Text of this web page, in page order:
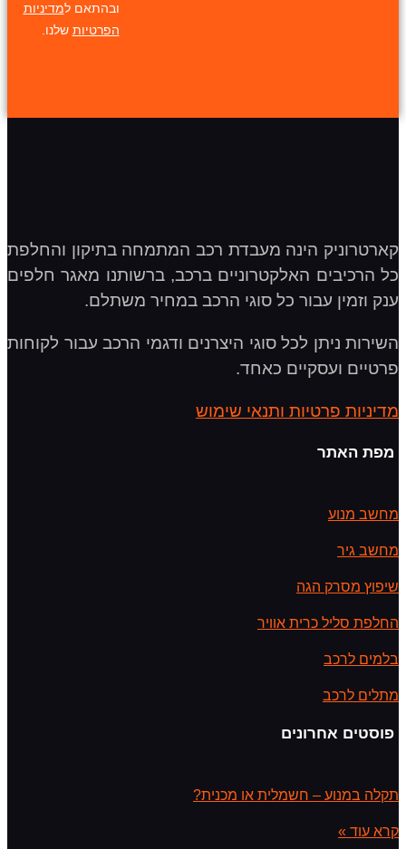
ובהתאם למדיניות
הפרטיות שלנו.
קארטרוניק הינה מעבדת רכב המתמחה בתיקון והחלפת
כל הרכיבים האלקטרוניים ברכב, ברשותנו מאגר חלפים
ענק וזמין עבור כל סוגי הרכב במחיר משתלם.
השירות ניתן לכל סוגי היצרנים ודגמי הרכב עבור לקוחות
פרטיים ועסקיים כאחד.
מדיניות פרטיות ותנאי שימוש
מפת האתר
מחשב מנוע
מחשב גיר
שיפוץ מסרק הגה
החלפת סליל כרית אוויר
בלמים לרכב
מתלים לרכב
פוסטים אחרונים
תקלה במנוע – חשמלית או מכנית?
קרא עוד »